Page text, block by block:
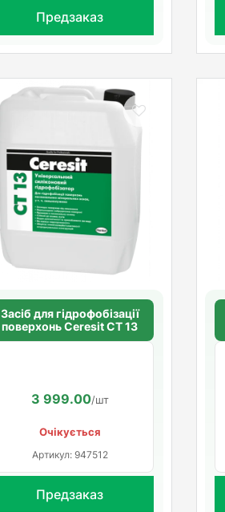
Предзаказ
Засіб для гідрофобізації
поверхонь Ceresit CT 13
3 999.00/шт
Очікується
Артикул: 947512
Предзаказ